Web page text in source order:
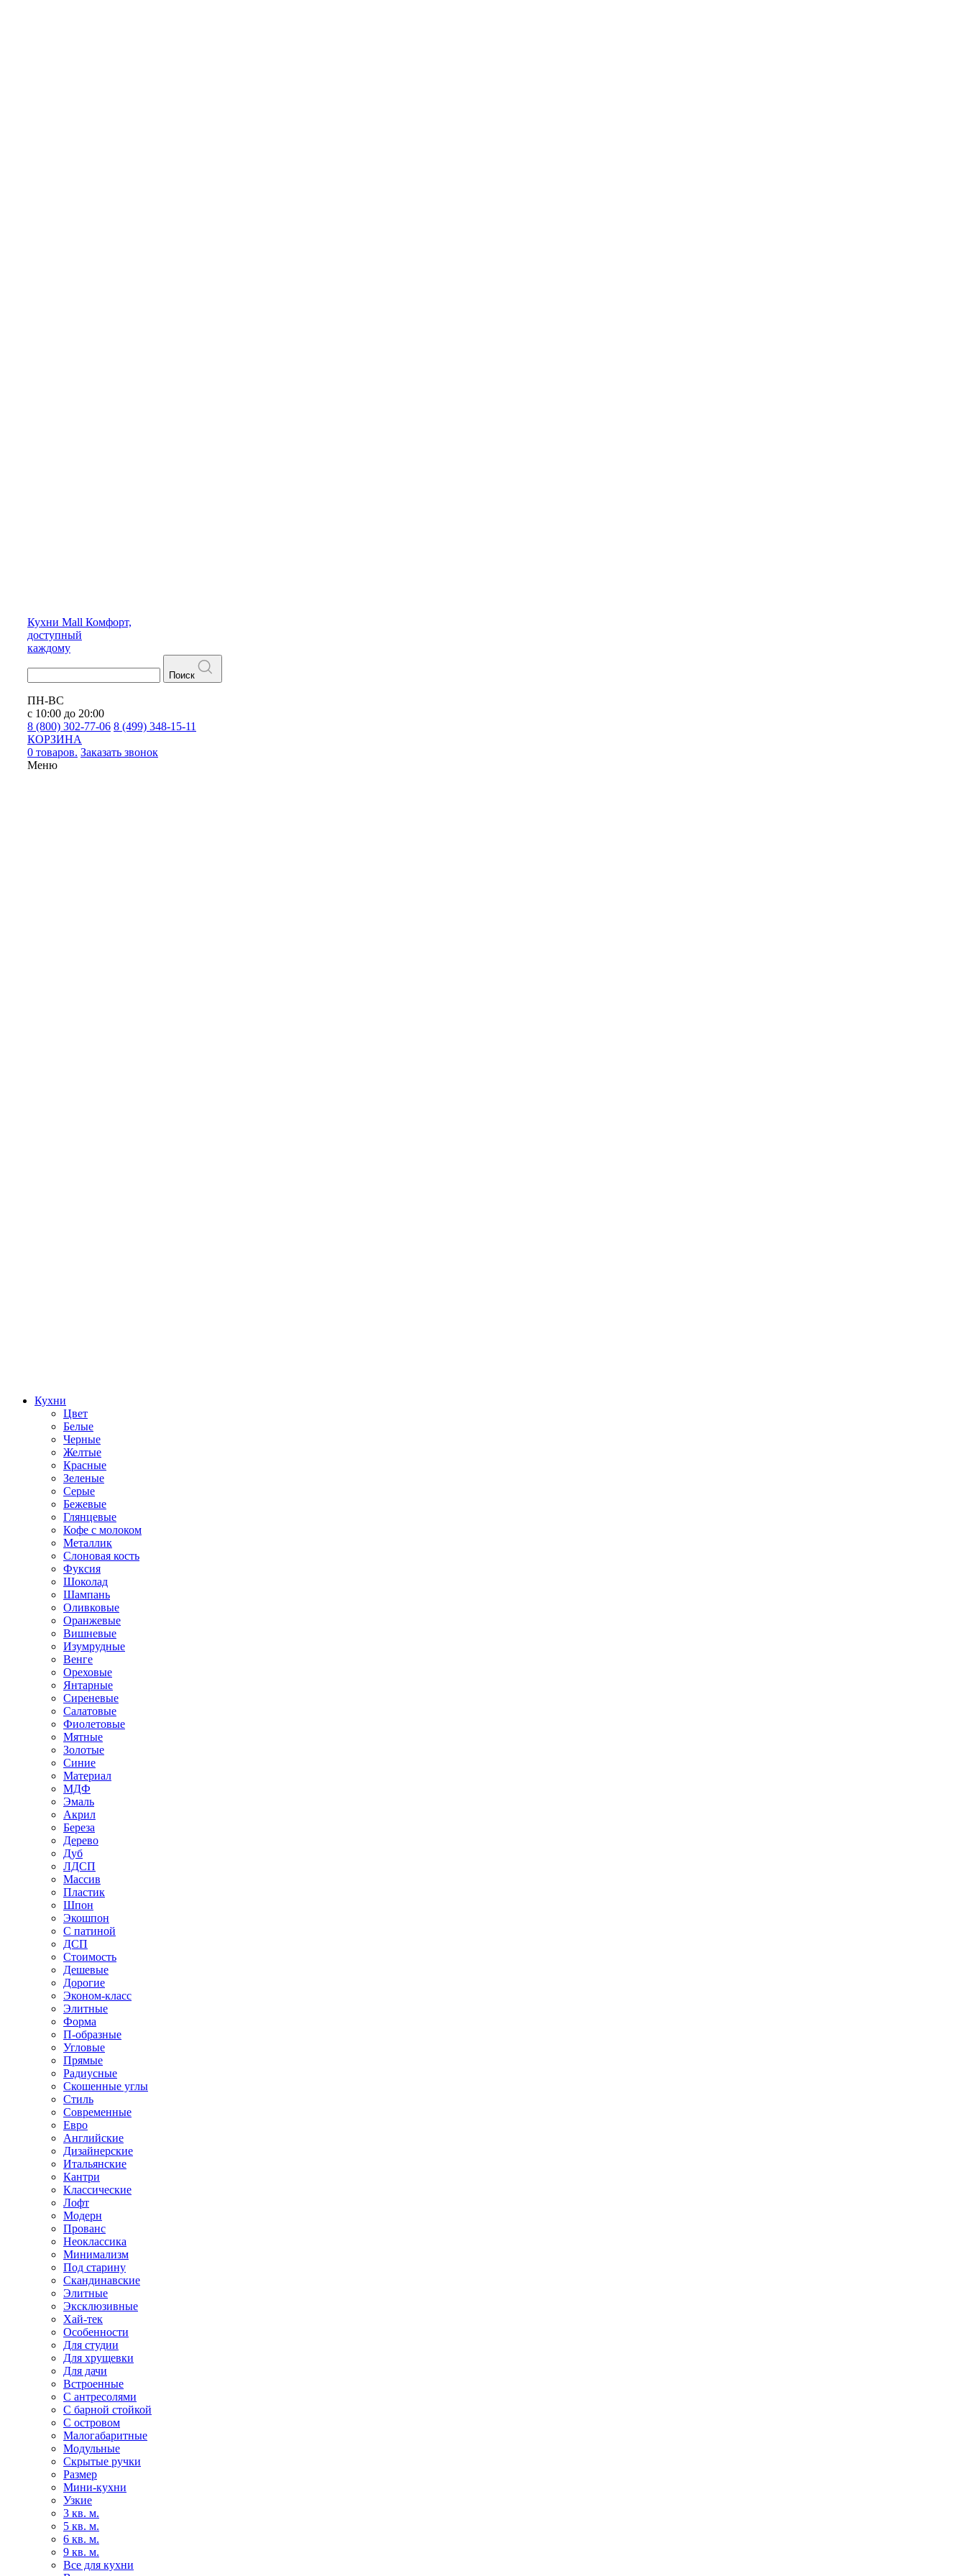
Кухни Mall Комфорт,
доступный
каждому
Поиск
ПН-ВС
с 10:00 до 20:00
8 (800) 302-77-06 8 (499) 348-15-11
КОРЗИНА
0 товаров. Заказать звонок
Меню
Кухни
Цвет
Белые
Черные
Желтые
Красные
Зеленые
Серые
Бежевые
Глянцевые
Кофе с молоком
Металлик
Слоновая кость
Фуксия
Шоколад
Шампань
Оливковые
Оранжевые
Вишневые
Изумрудные
Венге
Ореховые
Янтарные
Сиреневые
Салатовые
Фиолетовые
Мятные
Золотые
Синие
Материал
МДФ
Эмаль
Акрил
Береза
Дерево
Дуб
ЛДСП
Массив
Пластик
Шпон
Экошпон
С патиной
ДСП
Стоимость
Дешевые
Дорогие
Эконом-класс
Элитные
Форма
П-образные
Угловые
Прямые
Радиусные
Скошенные углы
Стиль
Современные
Евро
Английские
Дизайнерские
Итальянские
Кантри
Классические
Лофт
Модерн
Прованс
Неоклассика
Минимализм
Под старину
Скандинавские
Элитные
Эксклюзивные
Хай-тек
Особенности
Для студии
Для хрущевки
Для дачи
Встроенные
С антресолями
С барной стойкой
С островом
Малогабаритные
Модульные
Скрытые ручки
Размер
Мини-кухни
Узкие
3 кв. м.
5 кв. м.
6 кв. м.
9 кв. м.
Все для кухни